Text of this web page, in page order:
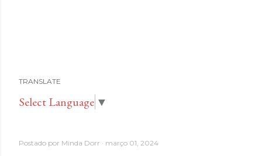
TRANSLATE
Select Language ▼
Postado por Minda Dorr março 01, 2024